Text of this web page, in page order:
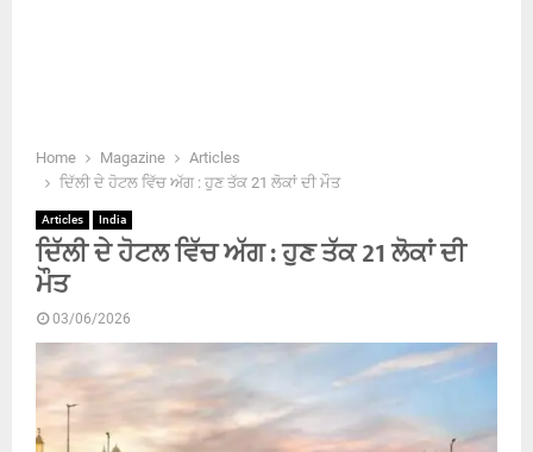
Home Magazine
Articles
ਦਿੱਲੀ ਦੇ ਹੋਟਲ ਵਿੱਚ ਅੱਗ : ਹੁਣ ਤੱਕ 21 ਲੋਕਾਂ ਦੀ ਮੌਤ
Articles India
ਦਿੱਲੀ ਦੇ ਹੋਟਲ ਵਿੱਚ ਅੱਗ : ਹੁਣ ਤੱਕ 21 ਲੋਕਾਂ ਦੀ
ਮੌਤ
03/06/2026